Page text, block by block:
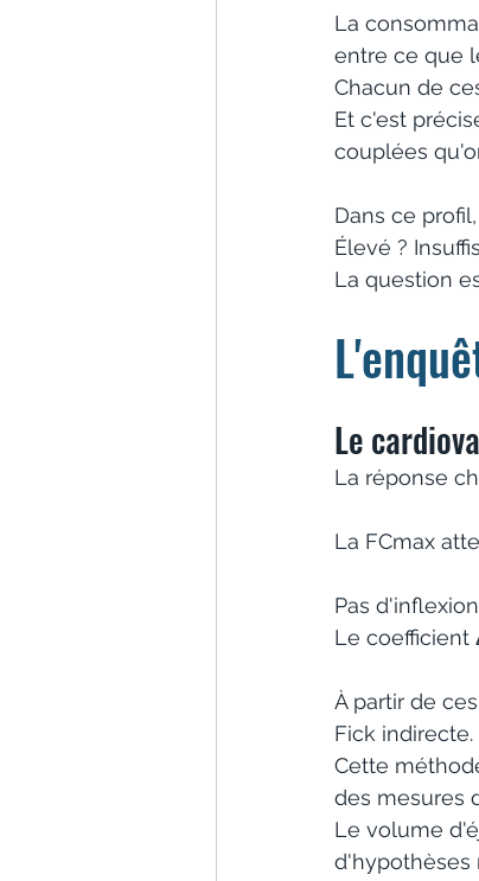
La
entre ce que
Chacun de
Et c'est
couplées
Dans ce
Élevé ?
La question
Le
La réponse
La FCmax
Pas
Le coefficient
À partir de
Fick indirecte.
Cette
des mesures
Le volume
d'hypothèses